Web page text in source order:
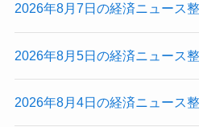
2026年8月7日の経済ニュース
2026年8月5日の経済ニュース
2026年8月4日の経済ニュース